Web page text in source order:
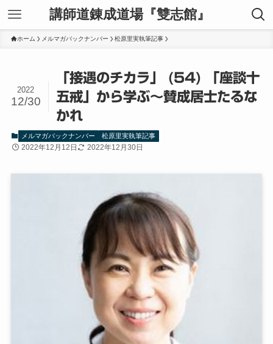
講師道錬成道場『雙志館』
ホーム メルマガバックナンバー 松原里実執筆記事
「接遇のチカラ」 (54) 「座談十
五戒」から学ぶ～賛成居士たるな
かれ
2022
12/30
メルマガバックナンバー 松原里実執筆記事
2022年12月12日 2022年12月30日